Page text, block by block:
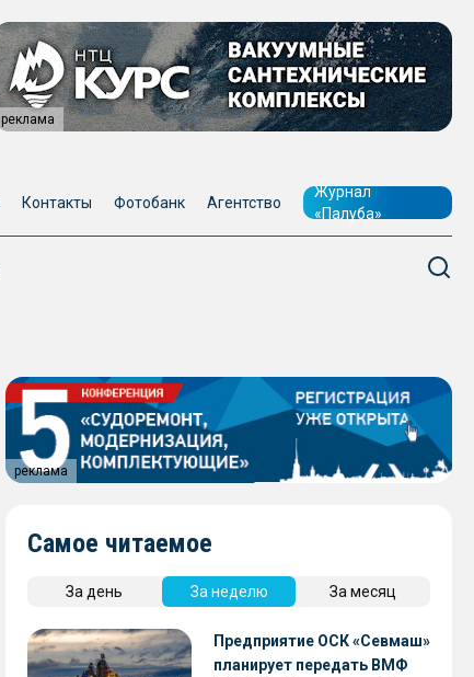
реклама
Контакты Фотобанк Агентство
Журнал
«Палуба»
реклама
Самое читаемое
За день За неделю За месяц
Предприятие ОСК «Севмаш»
планирует передать ВМФ